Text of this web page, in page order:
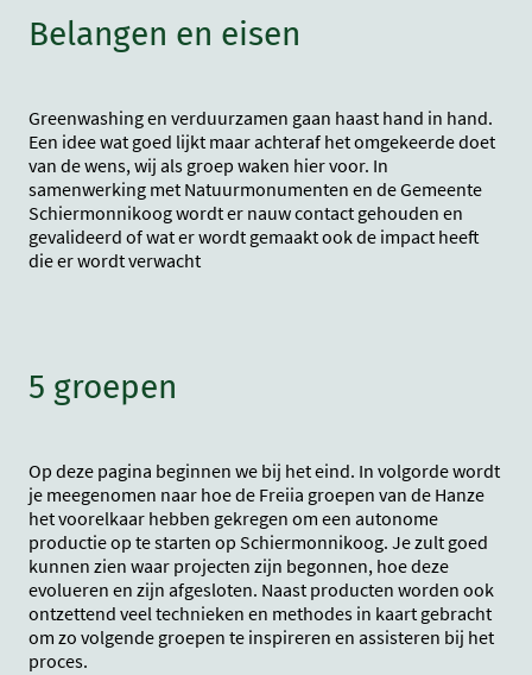
Belangen en eisen
Greenwashing en verduurzamen gaan haast hand in hand.
Een idee wat goed lijkt maar achteraf het omgekeerde doet
van de wens, wij als groep waken hier voor. In
samenwerking met Natuurmonumenten en de Gemeente
Schiermonnikoog wordt er nauw contact gehouden en
gevalideerd of wat er wordt gemaakt ook de impact heeft
die er wordt verwacht
5 groepen
Op deze pagina beginnen we bij het eind. In volgorde wordt
je meegenomen naar hoe de Freiia groepen van de Hanze
het voorelkaar hebben gekregen om een autonome
productie op te starten op Schiermonnikoog. Je zult goed
kunnen zien waar projecten zijn begonnen, hoe deze
evolueren en zijn afgesloten. Naast producten worden ook
ontzettend veel technieken en methodes in kaart gebracht
om zo volgende groepen te inspireren en assisteren bij het
proces.